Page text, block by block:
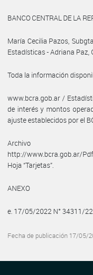
BANCO CENTRAL DE LA
María Cecilia Pazos,
Estadísticas - Adriana Paz,
Toda la información
www.bcra.gob.ar /
de interés y montos
ajuste establecidos por el
http://www.bcra.gob.ar/
Hoja “Tarjetas”.
ANEXO
e. 17/05/2022 N° 34311/
Fecha de publicación 17/05/